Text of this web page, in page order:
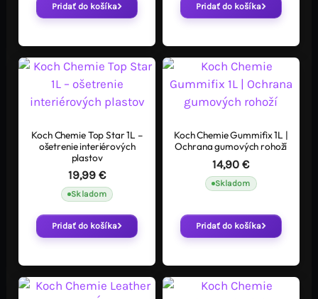
Pridať do košíka Pridať do košíka
Koch Chemie Top Star 1L –
ošetrenie interiérových
plastov
19,99€
Skladom
Pridať do košíka
Koch Chemie Gummifix 1L |
Ochrana gumových rohoží
14,90€
Skladom
Pridať do košíka